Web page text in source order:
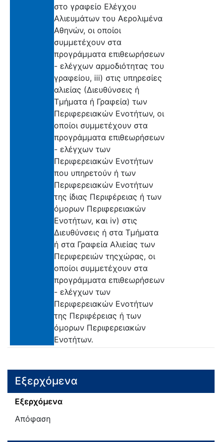
στο γραφείο Ελέγχου
Αλιευμάτων του Αερολιμένα
Αθηνών, οι οποίοι
συμμετέχουν στα
προγράμματα επιθεωρήσεων
- ελέγχων αρμοδιότητας του
γραφείου, iii) στις υπηρεσίες
αλιείας (Διευθύνσεις ή
Τμήματα ή Γραφεία) των
Περιφερειακών Ενοτήτων, οι
οποίοι συμμετέχουν στα
προγράμματα επιθεωρήσεων
- ελέγχων των
Περιφερειακών Ενοτήτων
που υπηρετούν ή των
Περιφερειακών Ενοτήτων
της ίδιας Περιφέρειας ή των
όμορων Περιφερειακών
Ενοτήτων, και iv) στις
Διευθύνσεις ή στα Τμήματα
ή στα Γραφεία Αλιείας των
Περιφερειών τηςχώρας, οι
οποίοι συμμετέχουν στα
προγράμματα επιθεωρήσεων
- ελέγχων των
Περιφερειακών Ενοτήτων
της Περιφέρειας ή των
όμορων Περιφερειακών
Ενοτήτων.
Εξερχόμενα
Εξερχόμενα
Απόφαση